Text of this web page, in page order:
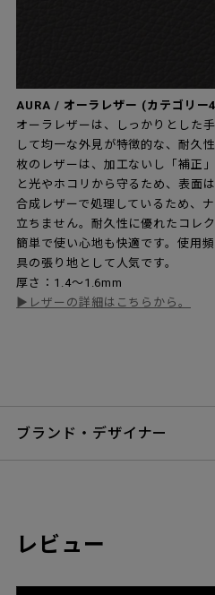
AURA / オーラレザー (カテゴリー
オーラレザーは、しっかりとした
して均一な外見が特徴的な、耐久
枚のレザーは、加工ないし「補正
と光やホコリから守るため、表面
合成レザーで処理しているため、
立ちません。耐久性に優れたコレ
簡単で使い心地も快適です。使用
具の張り地として人気です。
厚さ：1.4～1.6mm
▶レザーの詳細はこちらから。
ブランド・デザイナー
レビュー